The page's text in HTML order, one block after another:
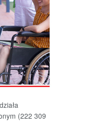
(222 309